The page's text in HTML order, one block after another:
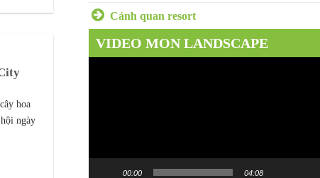
hoa
ngày
Cảnh quan resort
VIDEO MON LANDSCAPE
00:00 04:08